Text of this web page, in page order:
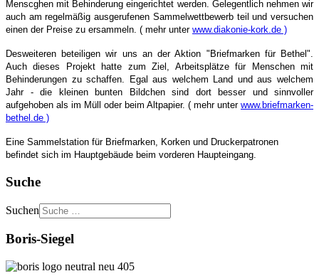
Menscghen mit Behinderung eingerichtet werden. Gelegentlich nehmen wir
auch am regelmäßig ausgerufenen Sammelwettbewerb teil und versuchen
einen der Preise zu ersammeln. ( mehr unter www.diakonie-kork.de )
Desweiteren beteiligen wir uns an der Aktion "Briefmarken für Bethel".
Auch dieses Projekt hatte zum Ziel, Arbeitsplätze für Menschen mit
Behinderungen zu schaffen. Egal aus welchem Land und aus welchem
Jahr - die kleinen bunten Bildchen sind dort besser und sinnvoller
aufgehoben als im Müll oder beim Altpapier. ( mehr unter www.briefmarken-
bethel.de )
Eine Sammelstation für Briefmarken, Korken und Druckerpatronen
befindet sich im Hauptgebäude beim vorderen Haupteingang.
Suche
Suchen
Boris-Siegel